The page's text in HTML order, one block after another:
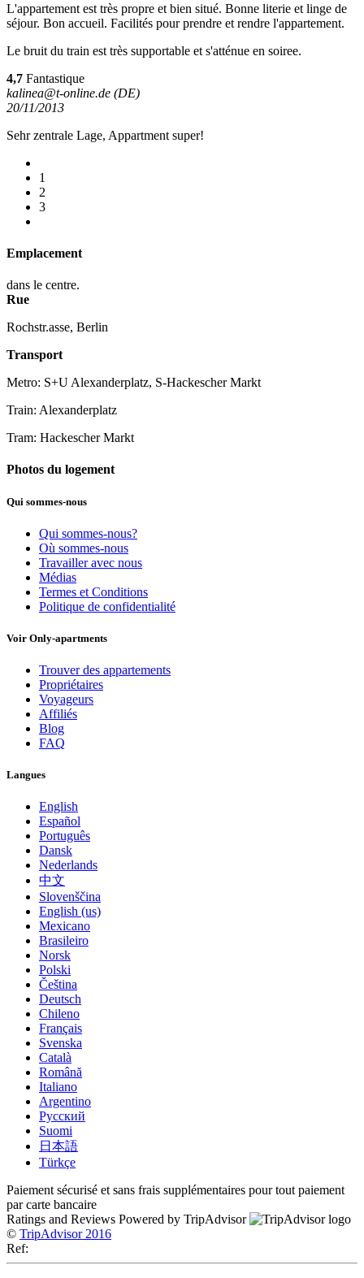
L'appartement est très propre et bien situé. Bonne literie et linge de
séjour. Bon accueil. Facilités pour prendre et rendre l'appartement.
Le bruit du train est très supportable et s'atténue en soiree.
4,7 Fantastique
kalinea@t-online.de (DE)
20/11/2013
Sehr zentrale Lage, Appartment super!
1
2
3
Emplacement
dans le centre.
Rue
Rochstr.asse, Berlin
Transport
Metro: S+U Alexanderplatz, S-Hackescher Markt
Train: Alexanderplatz
Tram: Hackescher Markt
Photos du logement
Qui sommes-nous
Qui sommes-nous?
Où sommes-nous
Travailler avec nous
Médias
Termes et Conditions
Politique de confidentialité
Voir Only-apartments
Trouver des appartements
Propriétaires
Voyageurs
Affiliés
Blog
FAQ
Langues
English
Español
Português
Dansk
Nederlands
中文
Slovenščina
English (us)
Mexicano
Brasileiro
Norsk
Polski
Čeština
Deutsch
Chileno
Français
Svenska
Català
Română
Italiano
Argentino
Русский
Suomi
日本語
Türkçe
Paiement sécurisé et sans frais supplémentaires pour tout paiement
par carte bancaire
Ratings and Reviews Powered by TripAdvisor
© TripAdvisor 2016
Ref: